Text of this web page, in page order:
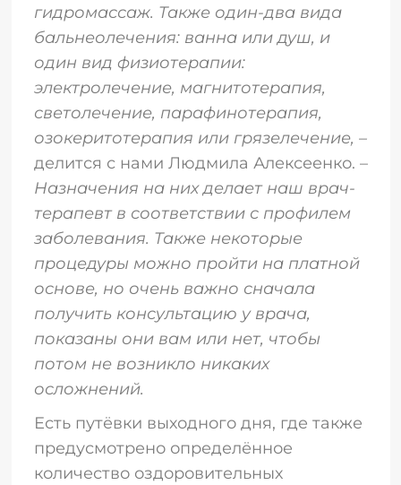
гидромассаж. Также один-два вида
бальнеолечения: ванна или душ, и
один вид физиотерапии:
электролечение, магнитотерапия,
светолечение, парафинотерапия,
озокеритотерапия или грязелечение, –
делится с нами Людмила Алексеенко. –
Назначения на них делает наш врач-
терапевт в соответствии с профилем
заболевания. Также некоторые
процедуры можно пройти на платной
основе, но очень важно сначала
получить консультацию у врача,
показаны они вам или нет, чтобы
потом не возникло никаких
осложнений.
Есть путёвки выходного дня, где также
предусмотрено определённое
количество оздоровительных